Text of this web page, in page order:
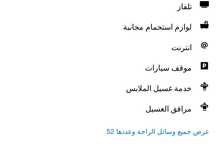
تلفاز
لوازم استحمام مجانية
انترنت
موقف سيارات
خدمة غسيل الملابس
مرافق الغسيل
عرض جميع وسائل الراحة وعددها 52